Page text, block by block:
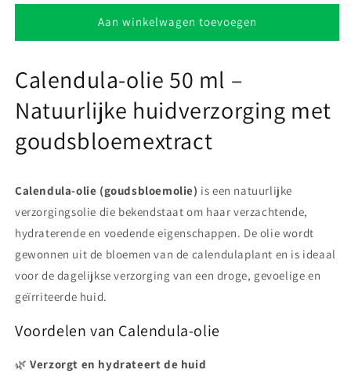
voor
Goudbloemolie
voor
Goudbloemolie
Aan winkelwagen toevoegen
Calendula-olie 50 ml –
Natuurlijke huidverzorging met
goudsbloemextract
Calendula-olie (goudsbloemolie) is een natuurlijke
verzorgingsolie die bekendstaat om haar verzachtende,
hydraterende en voedende eigenschappen. De olie wordt
gewonnen uit de bloemen van de calendulaplant en is ideaal
voor de dagelijkse verzorging van een droge, gevoelige en
geïrriteerde huid.
Voordelen van Calendula-olie
🌿Verzorgt en hydrateert de huid